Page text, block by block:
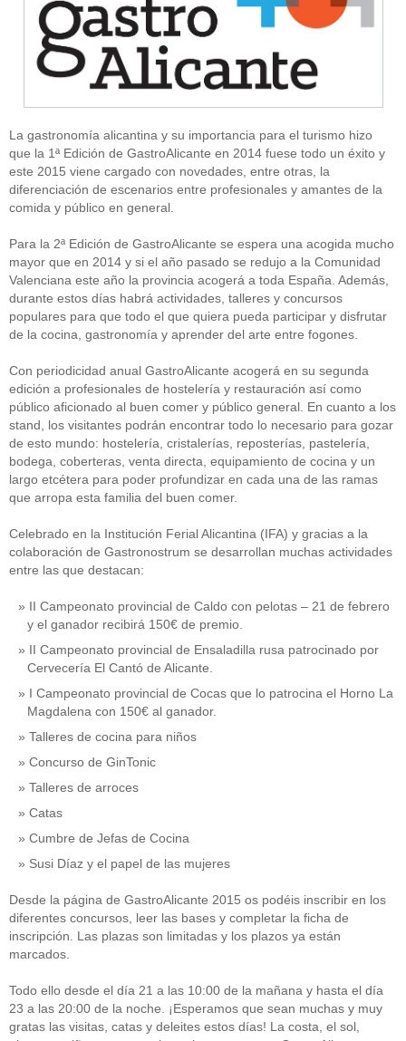
La gastronomía alicantina y su importancia para el turismo hizo
que la 1ª Edición de GastroAlicante en 2014 fuese todo un éxito y
este 2015 viene cargado con novedades, entre otras, la
diferenciación de escenarios entre profesionales y amantes de la
comida y público en general.
Para la 2ª Edición de GastroAlicante se espera una acogida mucho
mayor que en 2014 y si el año pasado se redujo a la Comunidad
Valenciana este año la provincia acogerá a toda España. Además,
durante estos días habrá actividades, talleres y concursos
populares para que todo el que quiera pueda participar y disfrutar
de la cocina, gastronomía y aprender del arte entre fogones.
Con periodicidad anual GastroAlicante acogerá en su segunda
edición a profesionales de hostelería y restauración así como
público aficionado al buen comer y público general. En cuanto a los
stand, los visitantes podrán encontrar todo lo necesario para gozar
de esto mundo: hostelería, cristalerías, reposterías, pastelería,
bodega, coberteras, venta directa, equipamiento de cocina y un
largo etcétera para poder profundizar en cada una de las ramas
que arropa esta familia del buen comer.
Celebrado en la Institución Ferial Alicantina (IFA) y gracias a la
colaboración de Gastronostrum se desarrollan muchas actividades
entre las que destacan:
II Campeonato provincial de Caldo con pelotas – 21 de febrero
y el ganador recibirá 150€ de premio.
II Campeonato provincial de Ensaladilla rusa patrocinado por
Cervecería El Cantó de Alicante.
I Campeonato provincial de Cocas que lo patrocina el Horno La
Magdalena con 150€ al ganador.
Talleres de cocina para niños
Concurso de GinTonic
Talleres de arroces
Catas
Cumbre de Jefas de Cocina
Susi Díaz y el papel de las mujeres
Desde la página de GastroAlicante 2015 os podéis inscribir en los
diferentes concursos, leer las bases y completar la ficha de
inscripción. Las plazas son limitadas y los plazos ya están
marcados.
Todo ello desde el día 21 a las 10:00 de la mañana y hasta el día
23 a las 20:00 de la noche. ¡Esperamos que sean muchas y muy
gratas las visitas, catas y deleites estos días! La costa, el sol,